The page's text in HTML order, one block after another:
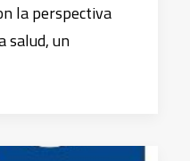
la perspectiva
salud, un